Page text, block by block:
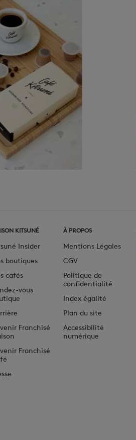
KITSUNÉ
Insider
boutiques
cafés
vous
Franchisé
Franchisé
À PROPOS
Mentions Légales
CGV
Politique de
confidentialité
Index égalité
Plan du site
Accessibilité
numérique